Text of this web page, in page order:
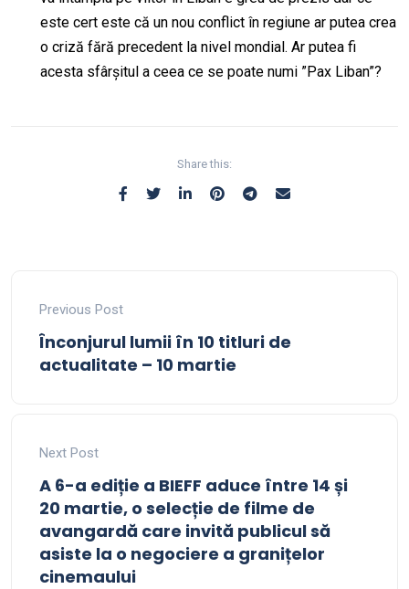
este cert este că un nou conflict în regiune ar putea crea
o criză fără precedent la nivel mondial. Ar putea fi
acesta sfârșitul a ceea ce se poate numi ”Pax Liban”?
Share this:
Previous Post
Înconjurul lumii în 10 titluri de
actualitate – 10 martie
Next Post
A 6-a ediție a BIEFF aduce între 14 și
20 martie, o selecție de filme de
avangardă care invită publicul să
asiste la o negociere a granițelor
cinemaului